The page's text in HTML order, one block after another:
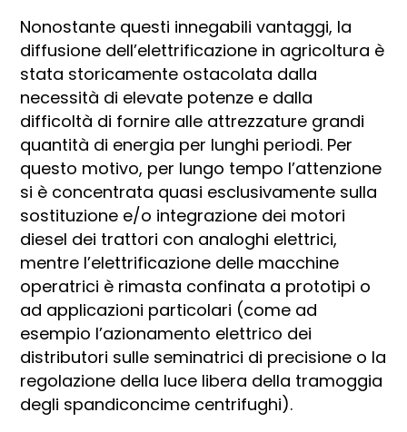
Nonostante questi innegabili vantaggi, la
diffusione dell’elettrificazione in agricoltura è
stata storicamente ostacolata dalla
necessità di elevate potenze e dalla
difficoltà di fornire alle attrezzature grandi
quantità di energia per lunghi periodi. Per
questo motivo, per lungo tempo l’attenzione
si è concentrata quasi esclusivamente sulla
sostituzione e/o integrazione dei motori
diesel dei trattori con analoghi elettrici,
mentre l’elettrificazione delle macchine
operatrici è rimasta confinata a prototipi o
ad applicazioni particolari (come ad
esempio l’azionamento elettrico dei
distributori sulle seminatrici di precisione o la
regolazione della luce libera della tramoggia
degli spandiconcime centrifughi).